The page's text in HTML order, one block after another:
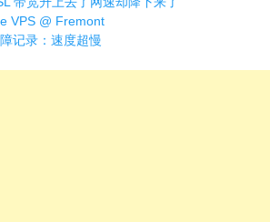
VPS @ Fremont
记录：速度超慢